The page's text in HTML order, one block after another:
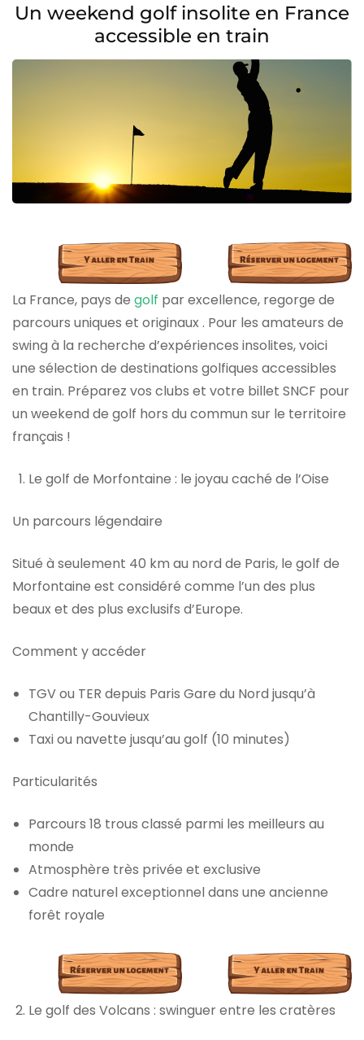
Un weekend golf insolite en France
accessible en train
La France, pays de golf par excellence, regorge de
parcours uniques et originaux . Pour les amateurs de
swing à la recherche d’expériences insolites, voici
une sélection de destinations golfiques accessibles
en train. Préparez vos clubs et votre billet SNCF pour
un weekend de golf hors du commun sur le territoire
français !
Le golf de Morfontaine : le joyau caché de l’Oise
Un parcours légendaire
Situé à seulement 40 km au nord de Paris, le golf de
Morfontaine est considéré comme l’un des plus
beaux et des plus exclusifs d’Europe.
Comment y accéder
TGV ou TER depuis Paris Gare du Nord jusqu’à
Chantilly-Gouvieux
Taxi ou navette jusqu’au golf (10 minutes)
Particularités
Parcours 18 trous classé parmi les meilleurs au
monde
Atmosphère très privée et exclusive
Cadre naturel exceptionnel dans une ancienne
forêt royale
Le golf des Volcans : swinguer entre les cratères